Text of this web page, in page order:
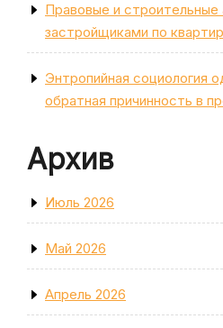
Правовые и
застройщиками по
Энтропийная социология
обратная причинность в
Архив
Июль 2026
Май 2026
Апрель 2026